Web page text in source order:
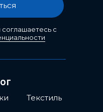
с
Текстиль